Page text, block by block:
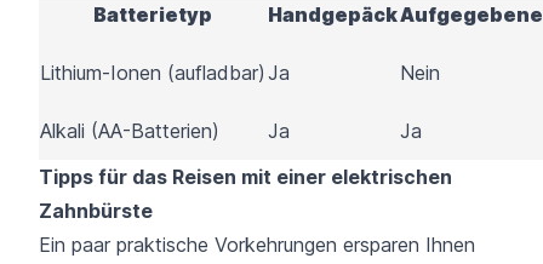
Batterietyp
Handgepäck
Lithium-Ionen (aufladbar) Ja Nein
Alkali (AA-Batterien) Ja
Ja
Tipps für das Reisen mit einer elektrischen
Zahnbürste
Ein paar praktische Vorkehrungen ersparen Ihnen